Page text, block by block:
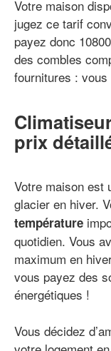
Votre maison
jugez ce tarif
payez donc
des combles
fournitures :
prix
Votre maison est
glacier en hiver.
température
quotidien. Vous
maximum en
vous payez des
énergétiques !
Vous décidez